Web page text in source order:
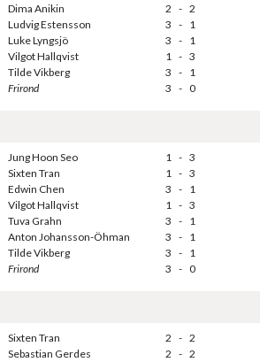
Dima Anikin 2 - 2
Ludvig Estensson 3 - 1
Luke Lyngsjö 3 - 1
Vilgot Hallqvist 1 - 3
Tilde Vikberg 3 - 1
Frirond 3 - 0
Jung Hoon Seo 1 - 3
Sixten Tran 1 - 3
Edwin Chen 3 - 1
Vilgot Hallqvist 1 - 3
Tuva Grahn 3 - 1
Anton Johansson-Öhman 3 - 1
Tilde Vikberg 3 - 1
Frirond 3 - 0
Sixten Tran 2 - 2
Sebastian Gerdes 2 - 2